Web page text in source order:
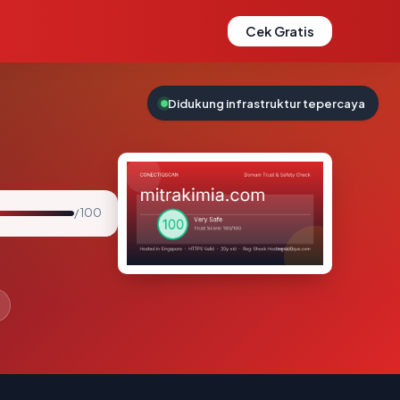
Cek Gratis
/ 100
Didukung infrastruktur tepercaya